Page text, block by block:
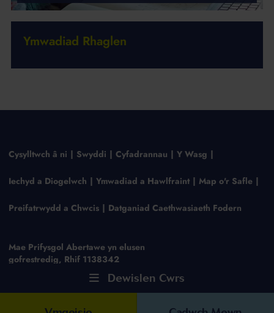
Dewislen Cwrs
Ymwadiad Rhaglen
Cysylltwch â ni Swyddi Cyfadrannau Y Wasg
Iechyd a Diogelwch Ymwadiad a Hawlfraint Map o'r Safle
Preifatrwydd a Chwcis Datganiad Caethwasiaeth Fodern
Mae Prifysgol Abertawe yn elusen
gofrestredig, Rhif 1138342